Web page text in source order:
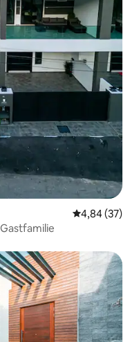
4,84 (37)